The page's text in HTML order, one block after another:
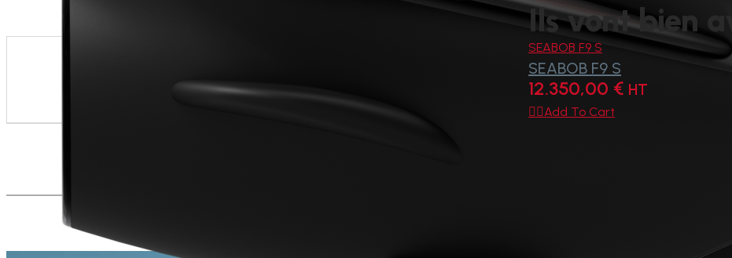
Ils vont bien
SEABOB F9 S
SEABOB F9 S
12.350,00 € HT
Add To Cart